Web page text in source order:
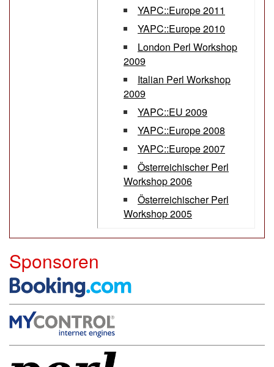
YAPC::Europe 2011
YAPC::Europe 2010
London Perl Workshop
2009
Italian Perl Workshop
2009
YAPC::EU 2009
YAPC::Europe 2008
YAPC::Europe 2007
Österreichischer Perl
Workshop 2006
Österreichischer Perl
Workshop 2005
Sponsoren